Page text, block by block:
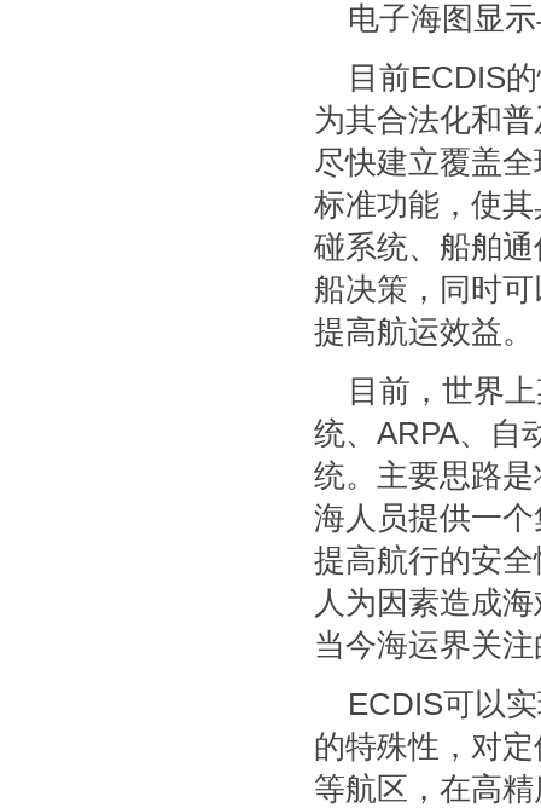
电子海图显
目前ECDIS
为其合法化和
尽快建立覆盖
标准功能，使
碰系统、船舶
船决策，同时
提高航运效益。
目前，世界
统、ARPA、自
统。主要思路
海人员提供一
提高航行的安
人为因素造成
当今海运界关
ECDIS可以
的特殊性，对
等航区，在高